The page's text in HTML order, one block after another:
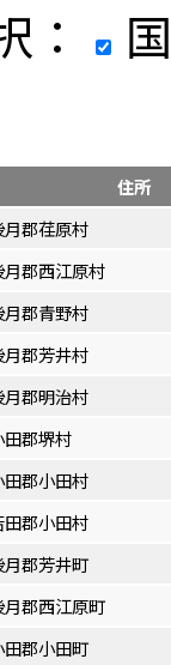
：
住所
郡荏原村
月郡西江原村
郡青野村
郡芳井村
郡明治村
郡堺村
郡小田村
郡小田村
郡芳井町
月郡西江原町
郡小田町